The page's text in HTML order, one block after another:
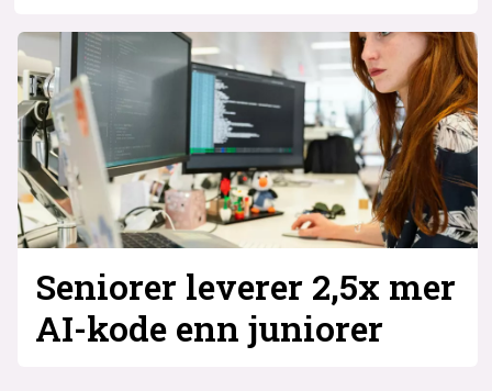
Seniorer leverer 2,5x mer
AI-kode enn juniorer